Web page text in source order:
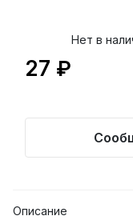
27 ₽
Нет в
Описание